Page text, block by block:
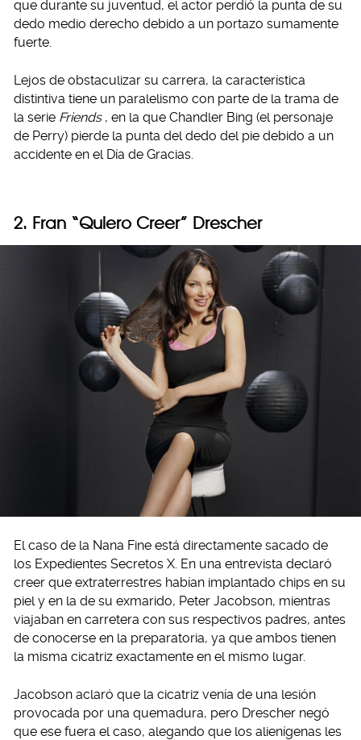
que durante su juventud, el actor perdió la punta de su
dedo medio derecho debido a un portazo sumamente
fuerte.
Lejos de obstaculizar su carrera, la característica
distintiva tiene un paralelismo con parte de la trama de
la serie Friends , en la que Chandler Bing (el personaje
de Perry) pierde la punta del dedo del pie debido a un
accidente en el Día de Gracias.
2. Fran “Quiero Creer” Drescher
El caso de la Nana Fine está directamente sacado de
los Expedientes Secretos X. En una entrevista declaró
creer que extraterrestres habían implantado chips en su
piel y en la de su exmarido, Peter Jacobson, mientras
viajaban en carretera con sus respectivos padres, antes
de conocerse en la preparatoria, ya que ambos tienen
la misma cicatriz exactamente en el mismo lugar.
Jacobson aclaró que la cicatriz venía de una lesión
provocada por una quemadura, pero Drescher negó
que ese fuera el caso, alegando que los alienígenas les